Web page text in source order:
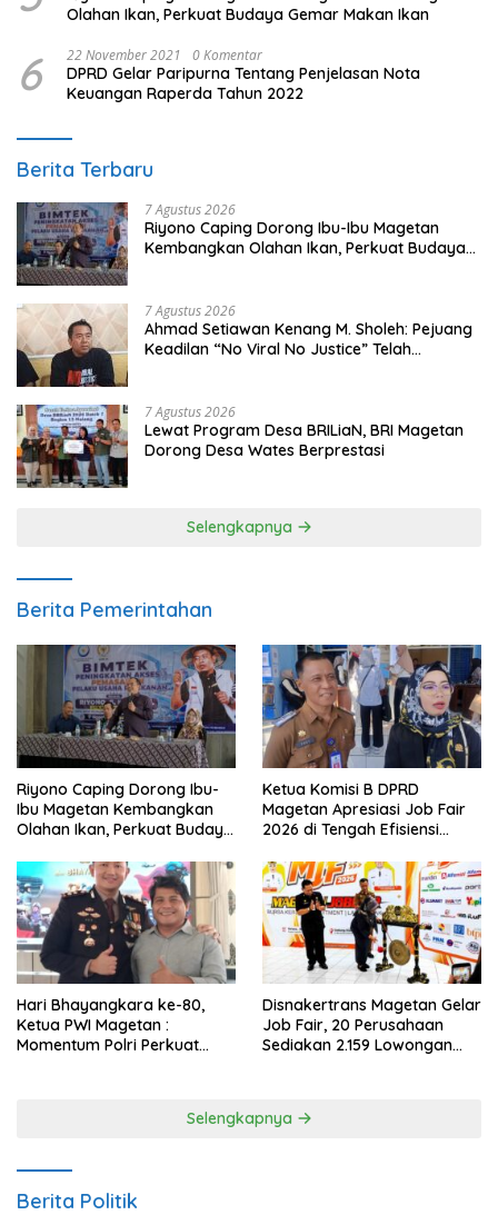
Olahan Ikan, Perkuat Budaya Gemar Makan Ikan
6 22 November 2021 0 Komentar
DPRD Gelar Paripurna Tentang Penjelasan Nota
Keuangan Raperda Tahun 2022
Berita Terbaru
7 Agustus 2026
Riyono Caping Dorong Ibu-Ibu Magetan
Kembangkan Olahan Ikan, Perkuat Budaya
7 Agustus 2026
Ahmad Setiawan Kenang M. Sholeh: Pejuang
Keadilan “No Viral No Justice” Telah
7 Agustus 2026
Lewat Program Desa BRILiaN, BRI Magetan
Dorong Desa Wates Berprestasi
Selengkapnya
Berita Pemerintahan
Riyono Caping Dorong Ibu-
Ibu Magetan Kembangkan
Olahan Ikan, Perkuat Budaya
Ketua Komisi B DPRD
Magetan Apresiasi Job Fair
2026 di Tengah Efisiensi
Hari Bhayangkara ke-80,
Ketua PWI Magetan :
Momentum Polri Perkuat
Disnakertrans Magetan Gelar
Job Fair, 20 Perusahaan
Sediakan 2.159 Lowongan
Selengkapnya
Berita Politik